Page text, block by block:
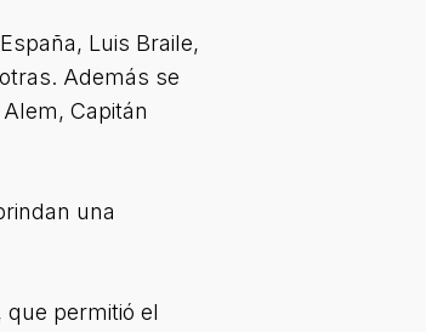
Luis Braile,
Además se
Capitán
una
que permitió el